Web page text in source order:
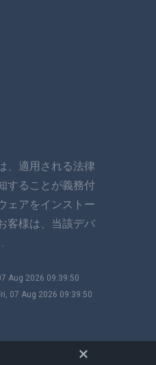
、適用される法律
することが義務付
ェアをインストー
客様は、当該デバ
Aug 2026 09:39:50
07 Aug 2026 09:39:50